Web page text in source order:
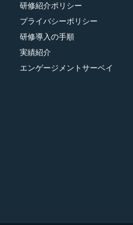
研修紹介ポリシー
プライバシーポリシー
研修導入の手順
実績紹介
エンゲージメントサーベイ